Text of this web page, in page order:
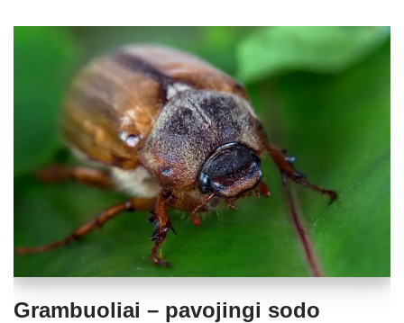
Grambuoliai – pavojingi sodo